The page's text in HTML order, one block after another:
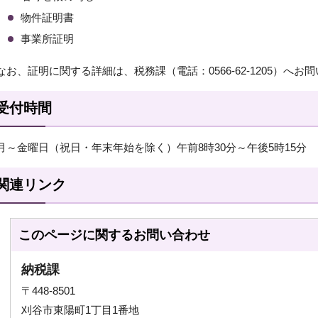
物件証明書
事業所証明
お、証明に関する詳細は、税務課（電話：0566-62-1205）へお
付時間
～金曜日（祝日・年末年始を除く）午前8時30分～午後5時15分
連リンク
このページに関するお問い合わせ
納税課
〒448-8501
刈谷市東陽町1丁目1番地